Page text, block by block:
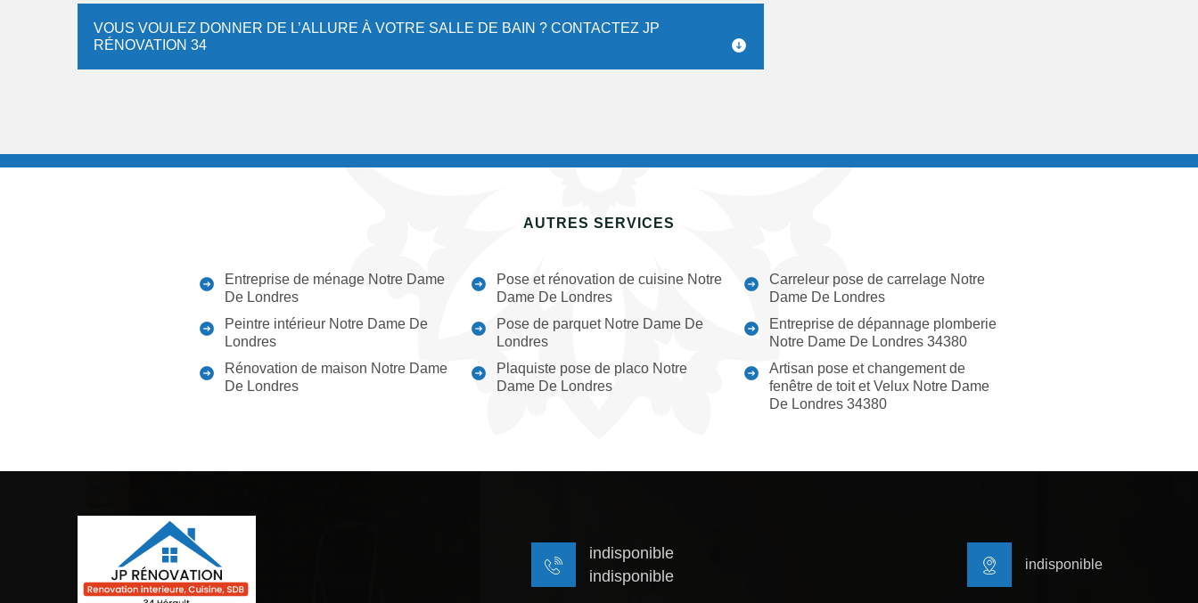
VOUS VOULEZ DONNER DE L’ALLURE À VOTRE SALLE DE BAIN ? CONTACTEZ JP
RÉNOVATION 34
AUTRES SERVICES
Entreprise de ménage Notre Dame
De Londres
Peintre intérieur Notre Dame De
Londres
Rénovation de maison Notre Dame
De Londres
Pose et rénovation de cuisine Notre
Dame De Londres
Pose de parquet Notre Dame De
Londres
Plaquiste pose de placo Notre
Dame De Londres
Carreleur pose de carrelage Notre
Dame De Londres
Entreprise de dépannage plomberie
Notre Dame De Londres 34380
Artisan pose et changement de
fenêtre de toit et Velux Notre Dame
De Londres 34380
indisponible
indisponible
indisponible